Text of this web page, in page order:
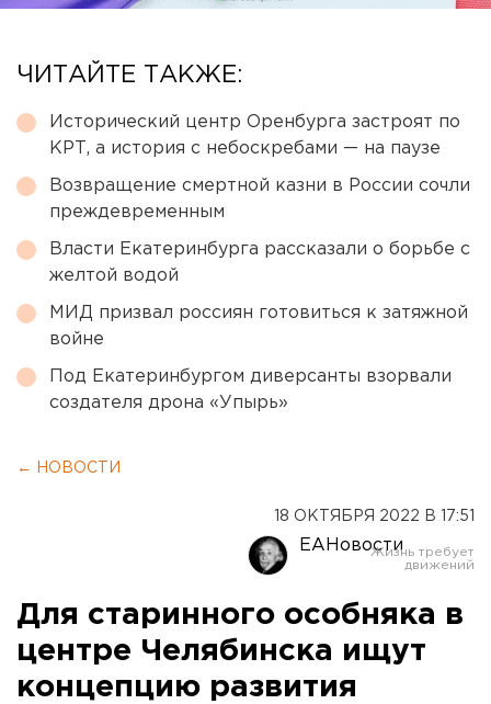
ЧИТАЙТЕ ТАКЖЕ:
Исторический центр Оренбурга застроят по
КРТ, а история с небоскребами — на паузе
Возвращение смертной казни в России сочли
преждевременным
Власти Екатеринбурга рассказали о борьбе с
желтой водой
МИД призвал россиян готовиться к затяжной
войне
Под Екатеринбургом диверсанты взорвали
создателя дрона «Упырь»
← НОВОСТИ
18 ОКТЯБРЯ 2022 В 17:51
ЕАНовости
Для старинного особняка в
центре Челябинска ищут
концепцию развития